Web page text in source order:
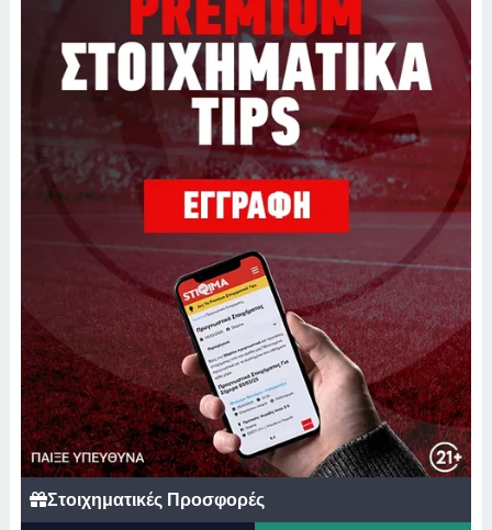
Στοιχηματικές Προσφορές